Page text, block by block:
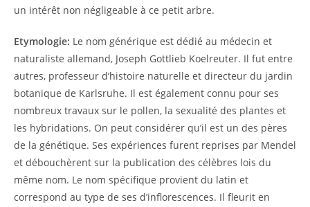
un intérêt non négligeable à ce petit arbre.
Etymologie: Le nom générique est dédié au médecin et
naturaliste allemand, Joseph Gottlieb Koelreuter. Il fut entre
autres, professeur d’histoire naturelle et directeur du jardin
botanique de Karlsruhe. Il est également connu pour ses
nombreux travaux sur le pollen, la sexualité des plantes et
les hybridations. On peut considérer qu’il est un des pères
de la génétique. Ses expériences furent reprises par Mendel
et débouchèrent sur la publication des célèbres lois du
même nom. Le nom spécifique provient du latin et
correspond au type de ses d’inflorescences. Il fleurit en